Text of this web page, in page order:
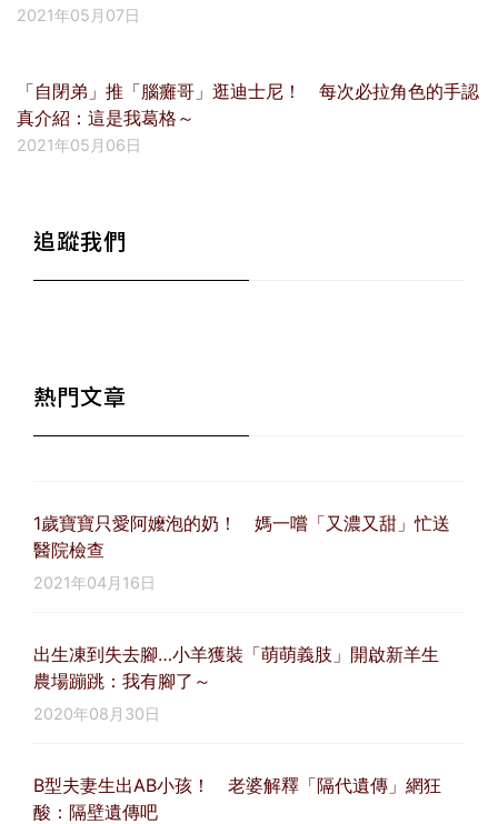
2021年05月07日
「自閉弟」推「腦癱哥」逛迪士尼！ 每次必拉角色的手認
真介紹：這是我葛格～
2021年05月06日
追蹤我們
熱門文章
1歲寶寶只愛阿嬤泡的奶！ 媽一嚐「又濃又甜」忙送
醫院檢查
2021年04月16日
出生凍到失去腳…小羊獲裝「萌萌義肢」開啟新羊生
農場蹦跳：我有腳了～
2020年08月30日
B型夫妻生出AB小孩！ 老婆解釋「隔代遺傳」網狂
酸：隔壁遺傳吧